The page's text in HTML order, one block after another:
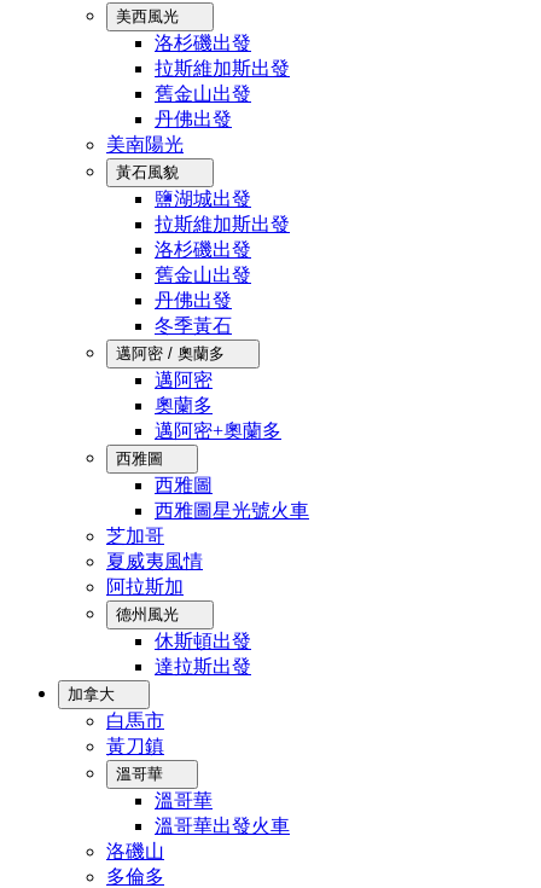
美西風光
洛杉磯出發
拉斯維加斯出發
舊金山出發
丹佛出發
美南陽光
黃石風貌
鹽湖城出發
拉斯維加斯出發
洛杉磯出發
舊金山出發
丹佛出發
冬季黃石
邁阿密 / 奧蘭多
邁阿密
奧蘭多
邁阿密+奧蘭多
西雅圖
西雅圖
西雅圖星光號火車
芝加哥
夏威夷風情
阿拉斯加
德州風光
休斯頓出發
達拉斯出發
加拿大
白馬市
黃刀鎮
溫哥華
溫哥華
溫哥華出發火車
洛磯山
多倫多